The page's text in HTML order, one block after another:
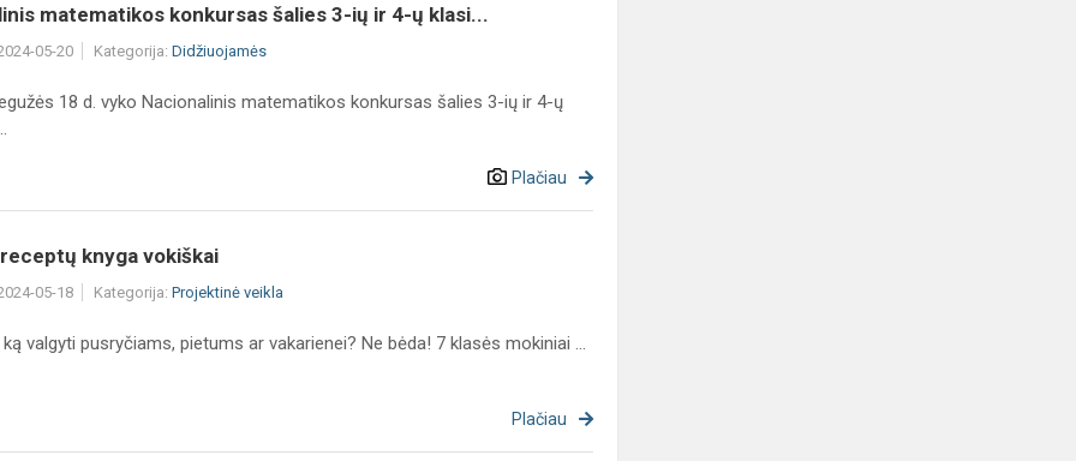
matematikos konkursas šalies 3-ių ir 4-ų klasi...
05-20 Kategorija: Didžiuojamės
18 d. vyko Nacionalinis matematikos konkursas šalies 3-ių ir 4-ų
Plačiau
knyga vokiškai
05-18 Kategorija: Projektinė veikla
valgyti pusryčiams, pietums ar vakarienei? Ne bėda! 7 klasės mokiniai ...
Plačiau